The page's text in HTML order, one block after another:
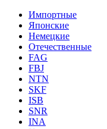
Импортные
Японские
Немецкие
Отечественные
FAG
FBJ
NTN
SKF
ISB
SNR
INA